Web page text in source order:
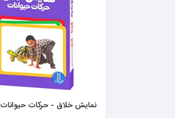
نمایش خلاق - حرکات حیوانات